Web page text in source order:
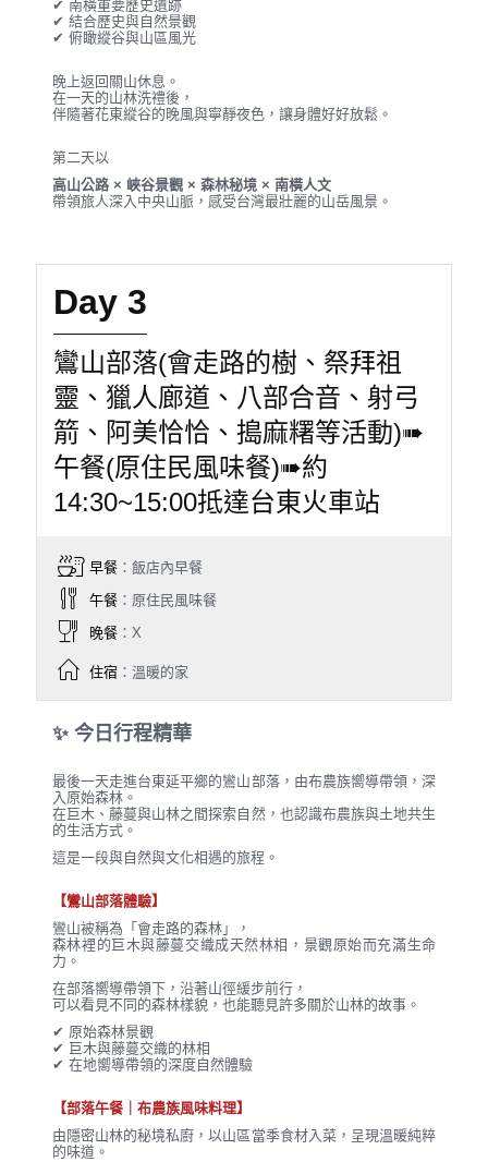
✔ 南橫重要歷史遺跡
✔ 結合歷史與自然景觀
✔ 俯瞰縱谷與山區風光
晚上返回關山休息。
在一天的山林洗禮後，
伴隨著花東縱谷的晚風與寧靜夜色，讓身體好好放鬆。
第二天以
高山公路 × 峽谷景觀 × 森林秘境 × 南橫人文
帶領旅人深入中央山脈，感受台灣最壯麗的山岳風景。
Day 3
鸞山部落(會走路的樹、祭拜祖
靈、獵人廊道、八部合音、射弓
箭、阿美恰恰、搗麻糬等活動)➠
午餐(原住民風味餐)➠約
14:30~15:00抵達台東火車站
早餐：飯店內早餐
午餐：原住民風味餐
晚餐：X
住宿：溫暖的家
✨ 今日行程精華
最後一天走進台東延平鄉的鸞山部落，由布農族嚮導帶領，深
入原始森林。
在巨木、藤蔓與山林之間探索自然，也認識布農族與土地共生
的生活方式。
這是一段與自然與文化相遇的旅程。
【鸞山部落體驗】
鸞山被稱為「會走路的森林」，
森林裡的巨木與藤蔓交織成天然林相，景觀原始而充滿生命
力。
在部落嚮導帶領下，沿著山徑緩步前行，
可以看見不同的森林樣貌，也能聽見許多關於山林的故事。
✔ 原始森林景觀
✔ 巨木與藤蔓交織的林相
✔ 在地嚮導帶領的深度自然體驗
【部落午餐｜布農族風味料理】
由隱密山林的秘境私廚，以山區當季食材入菜，呈現溫暖純粹
的味道。